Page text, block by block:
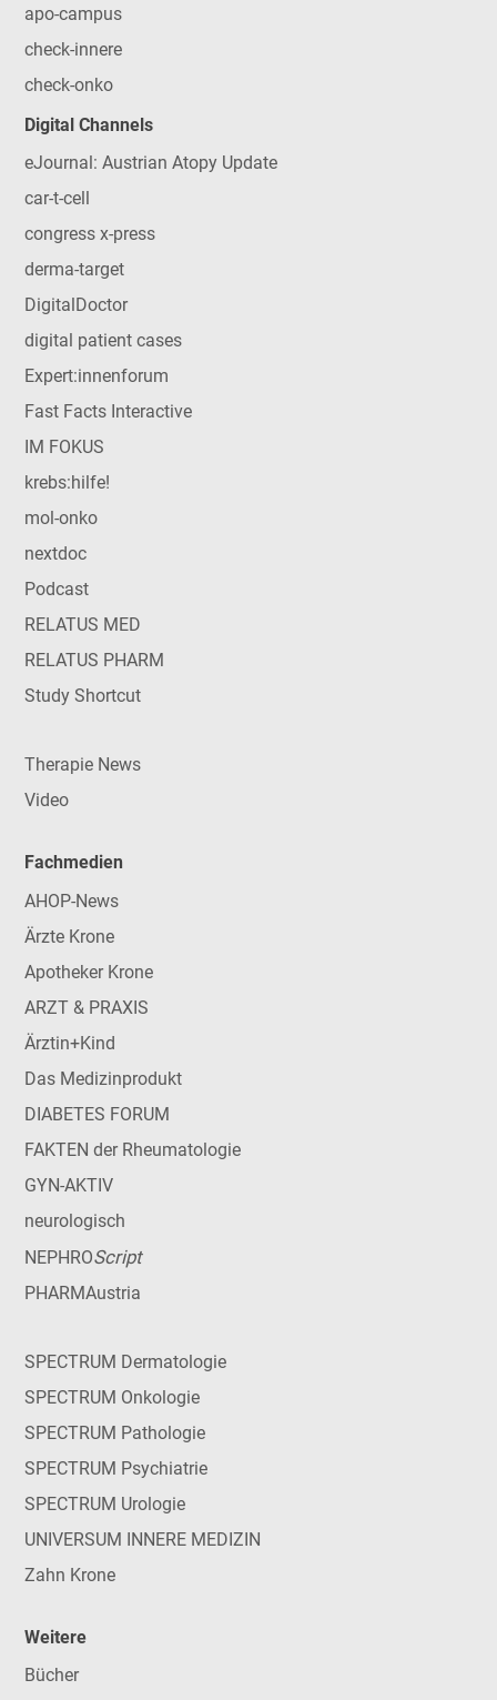
apo-campus
check-innere
check-onko
Digital Channels
eJournal: Austrian Atopy Update
car-t-cell
congress x-press
derma-target
DigitalDoctor
digital patient cases
Expert:innenforum
Fast Facts Interactive
IM FOKUS
krebs:hilfe!
mol-onko
nextdoc
Podcast
RELATUS MED
RELATUS PHARM
Study Shortcut
Therapie News
Video
Fachmedien
AHOP-News
Ärzte Krone
Apotheker Krone
ARZT & PRAXIS
Ärztin+Kind
Das Medizinprodukt
DIABETES FORUM
FAKTEN der Rheumatologie
GYN-AKTIV
neurologisch
NEPHROScript
PHARMAustria
SPECTRUM Dermatologie
SPECTRUM Onkologie
SPECTRUM Pathologie
SPECTRUM Psychiatrie
SPECTRUM Urologie
UNIVERSUM INNERE MEDIZIN
Zahn Krone
Weitere
Bücher